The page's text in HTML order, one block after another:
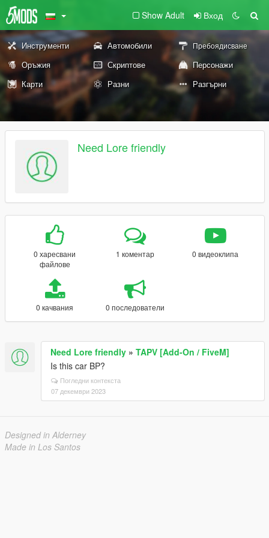
Show Adult Вход
Инструменти Автомобили Пребоядисване
Оръжия Скриптове
Персонажи
Карти
Разни Разгърни
Need Lore friendly
0 харесвани
файлове
1 коментар 0 видеоклипа
0 качвания 0 последователи
Need Lore friendly » TAPV [Add-On / FiveM]
Is this car BP?
Погледни контекста
07 декември 2023
Designed in Alderney
Made in Los Santos